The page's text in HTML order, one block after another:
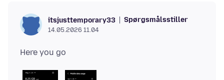
itsjusttemporary33 Spørgsmålsstiller
14.05.2026 11.04